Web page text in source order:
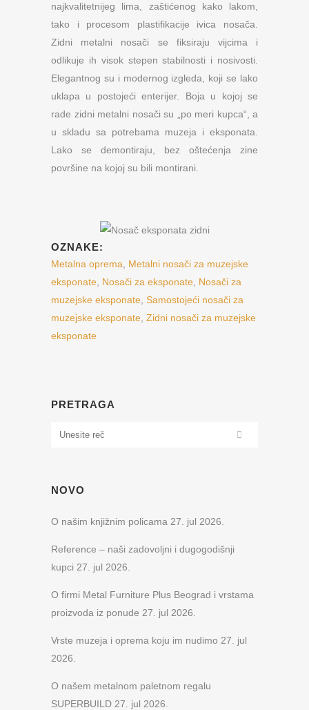
najkvalitetnijeg lima, zaštićenog kako lakom,
tako i procesom plastifikacije ivica nosača.
Zidni metalni nosači se fiksiraju vijcima i
odlikuje ih visok stepen stabilnosti i nosivosti.
Elegantnog su i modernog izgleda, koji se lako
uklapa u postojeći enterijer. Boja u kojoj se
rade zidni metalni nosači su „po meri kupca“, a
u skladu sa potrebama muzeja i eksponata.
Lako se demontiraju, bez oštećenja zine
površine na kojoj su bili montirani.
OZNAKE:
Metalna oprema
Metalni nosači za muzejske
eksponate Nosači za eksponate Nosači za
muzejske eksponate Samostojeći nosači za
muzejske eksponate Zidni nosači za muzejske
eksponate
PRETRAGA
NOVO
O našim knjižnim policama 27. jul 2026.
Reference – naši zadovoljni i dugogodišnji
kupci 27. jul 2026.
O firmi Metal Furniture Plus Beograd i vrstama
proizvoda iz ponude 27. jul 2026.
Vrste muzeja i oprema koju im nudimo 27. jul
2026.
O našem metalnom paletnom regalu
SUPERBUILD 27. jul 2026.